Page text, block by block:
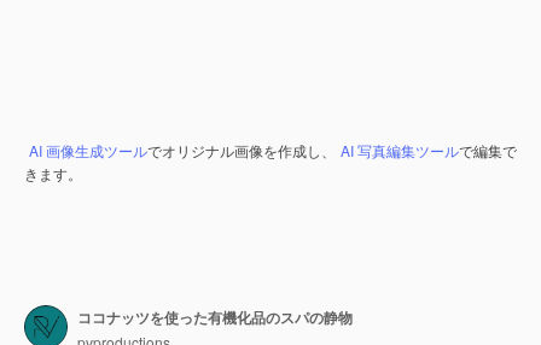
AI 画像生成ツールでオリジナル画像を作成し、 AI 写真編集ツールで編集で
きます。
ココナッツを使った有機化品のスパの静物